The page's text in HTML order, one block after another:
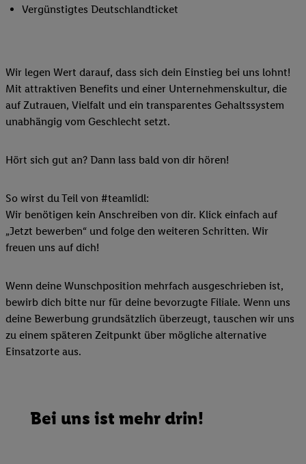
Vergünstigtes Deutschlandticket
Wir legen Wert darauf, dass sich dein Einstieg bei uns lohnt!
Mit attraktiven Benefits und einer Unternehmenskultur, die
auf Zutrauen, Vielfalt und ein transparentes Gehaltssystem
unabhängig vom Geschlecht setzt.
Hört sich gut an? Dann lass bald von dir hören!
So wirst du Teil von #teamlidl:
Wir benötigen kein Anschreiben von dir. Klick einfach auf
„Jetzt bewerben“ und folge den weiteren Schritten. Wir
freuen uns auf dich!
Wenn deine Wunschposition mehrfach ausgeschrieben ist,
bewirb dich bitte nur für deine bevorzugte Filiale. Wenn uns
deine Bewerbung grundsätzlich überzeugt, tauschen wir uns
zu einem späteren Zeitpunkt über mögliche alternative
Einsatzorte aus.
Bei uns ist mehr drin!